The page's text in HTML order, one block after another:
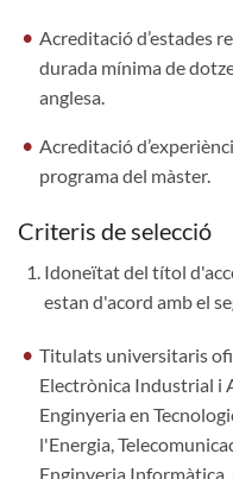
Acreditació d’estades
durada mínima de
anglesa.
Acreditació
programa del màster.
Criteris de selecció
Idoneïtat del títol
estan d'acord amb el
Titulats universitaris
Electrònica Industrial i
Enginyeria en
l'Energia,
Enginyeria